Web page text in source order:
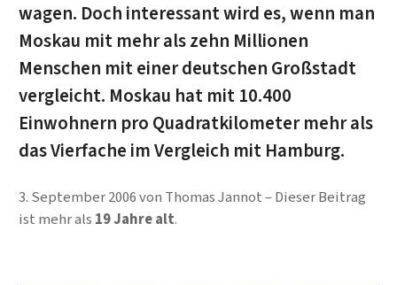
wagen. Doch interessant wird es, wenn man
Moskau mit mehr als zehn Millionen
Menschen mit einer deutschen Großstadt
vergleicht. Moskau hat mit 10.400
Einwohnern pro Quadratkilometer mehr als
das Vierfache im Vergleich mit Hamburg.
3. September 2006von Thomas Jannot
Dieser Beitrag
ist mehr als 19 Jahre alt.